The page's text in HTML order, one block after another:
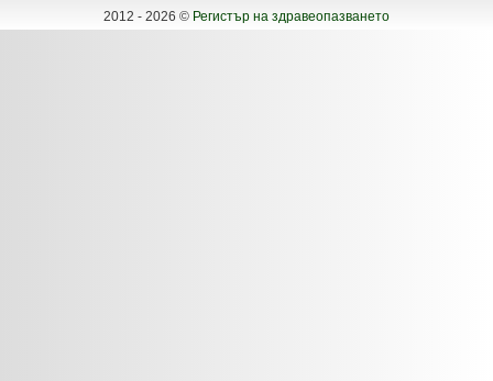
2012 - 2026 © Регистър на здравеопазването